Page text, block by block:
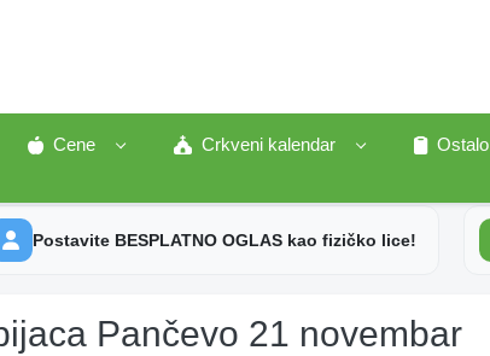
Cene Crkveni kalendar
Ostalo
Postavite BESPLATNO OGLAS kao fizičko lice!
Pančevo 21 novembar